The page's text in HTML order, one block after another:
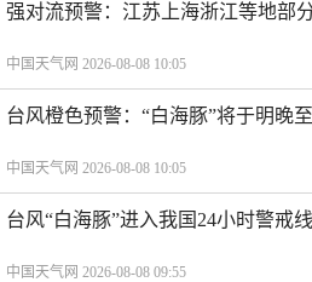
强对流预警：江苏上海浙江等地部
中国天气网 2026-08-08 10:05
台风橙色预警：“白海豚”将于明晚
中国天气网 2026-08-08 10:05
台风“白海豚”进入我国24小时警戒
中国天气网 2026-08-08 09:55